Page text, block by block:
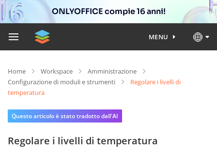
ONLYOFFICE compie 16 anni!
MENU
Home Workspace
Amministrazione
Configurazione di moduli e strumenti
Regolare i livelli di
temperatura
Questo articolo è stato tradotto dall'AI
Regolare i livelli di temperatura